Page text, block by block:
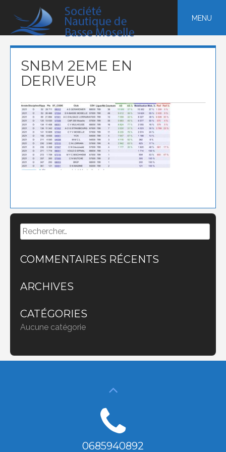
content
MENU
SNBM 2EME EN
DERIVEUR
Rechercher :
COMMENTAIRES RÉCENTS
ARCHIVES
CATÉGORIES
Aucune catégorie
0685940892